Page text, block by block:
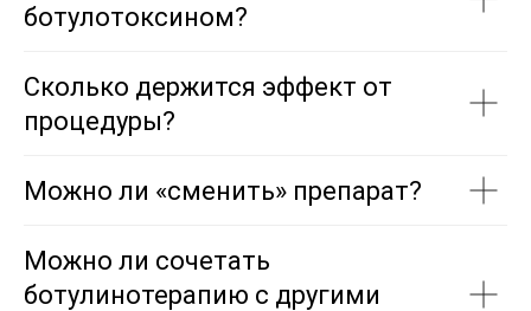
ботулотоксином?
Сколько держится эффект от
процедуры?
Можно ли «сменить» препарат?
Можно ли сочетать
ботулинотерапию с другими